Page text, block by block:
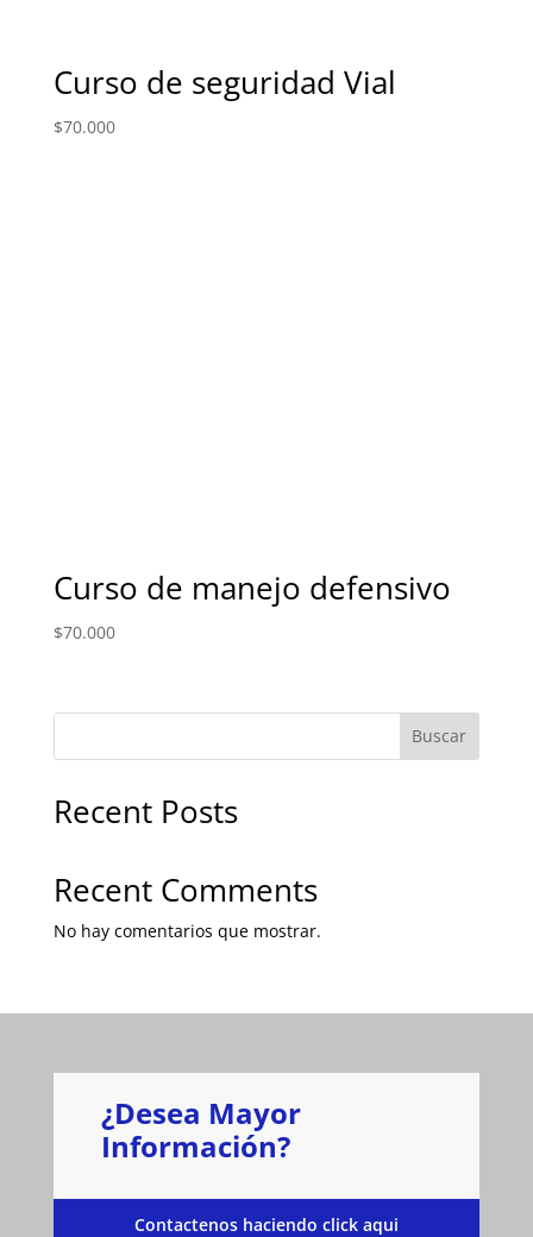
Curso de seguridad Vial
$70.000
Curso de manejo defensivo
$70.000
Buscar
Recent Posts
Recent Comments
No hay comentarios que mostrar.
¿Desea Mayor
Información?
Contactenos haciendo click aqui